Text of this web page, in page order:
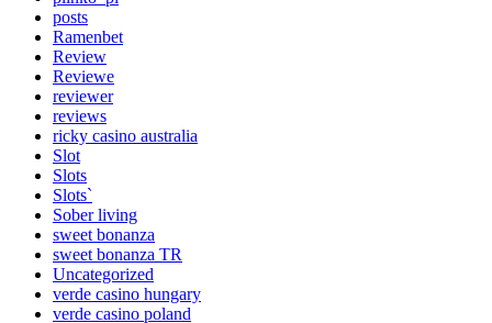
posts
Ramenbet
Review
Reviewe
reviewer
reviews
ricky casino australia
Slot
Slots
Slots`
Sober living
sweet bonanza
sweet bonanza TR
Uncategorized
verde casino hungary
verde casino poland